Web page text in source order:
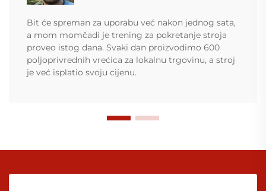
Bit će spreman za uporabu već nakon jednog sata,
a mom momčadi je trening za pokretanje stroja
proveo istog dana. Svaki dan proizvodimo 600
poljoprivrednih vrećica za lokalnu trgovinu, a stroj
je već isplatio svoju cijenu.